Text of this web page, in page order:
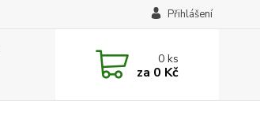
Přihlášení
0ks
za 0 Kč